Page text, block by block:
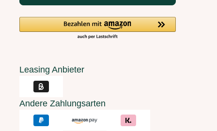
Leasing Anbieter
Andere Zahlungsarten